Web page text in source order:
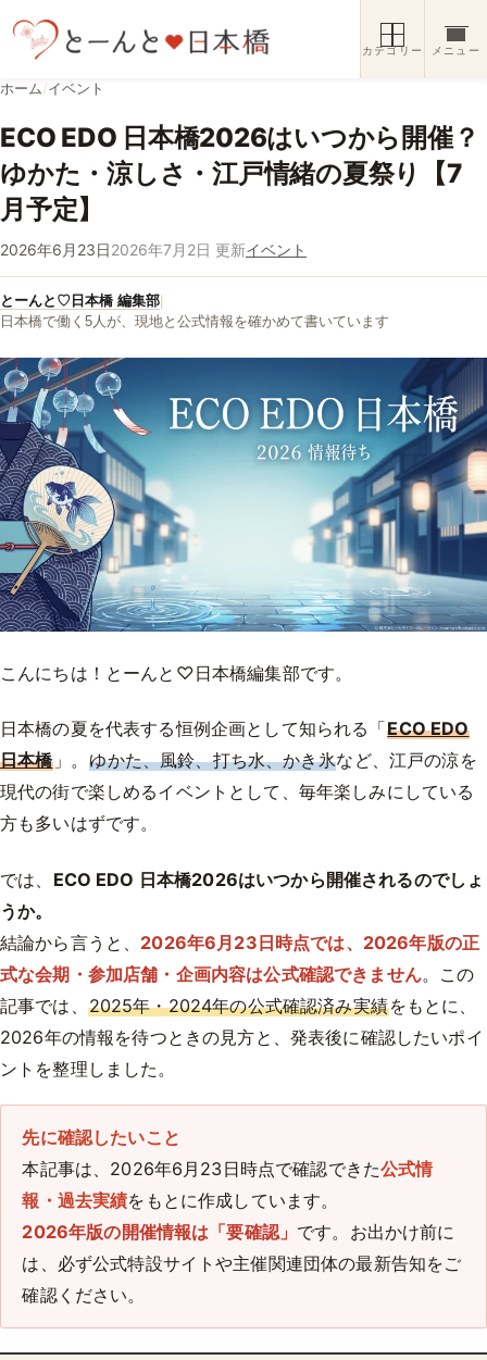
カテゴリー メニュー
ホーム/イベント
ECO EDO 日本橋2026はいつから開催？
ゆかた・涼しさ・江戸情緒の夏祭り【7
月予定】
2026年6月23日2026年7月2日 更新イベント
とーんと♡日本橋 編集部
日本橋で働く5人が、現地と公式情報を確かめて書いています
こんにちは！とーんと♡日本橋編集部です。
日本橋の夏を代表する恒例企画として知られる「ECO EDO
日本橋 」。 ゆかた、風鈴、打ち水、かき氷など、江戸の涼を
現代の街で楽しめるイベントとして、毎年楽しみにしている
方も多いはずです。
では、 ECO EDO 日本橋2026はいつから開催されるのでしょ
うか。
結論から言うと、 2026年6月23日時点では、2026年版の正
式な会期・参加店舗・企画内容は公式確認できません。この
記事では、 2025年・2024年の公式確認済み実績をもとに、
2026年の情報を待つときの見方と、発表後に確認したいポイ
ントを整理しました。
先に確認したいこと
本記事は、2026年6月23日時点で確認できた公式情
報・過去実績をもとに作成しています。
2026年版の開催情報は「要確認」 です。お出かけ前に
は、必ず公式特設サイトや主催関連団体の最新告知をご
確認ください。